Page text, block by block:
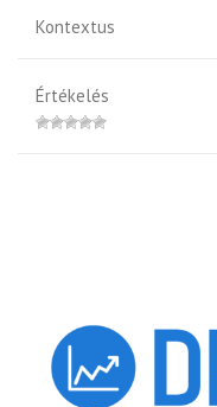
Kontextus
Értékelés